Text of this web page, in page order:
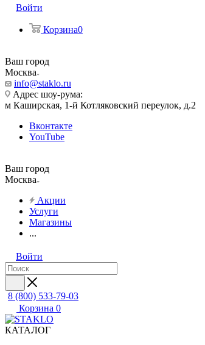
Войти
Корзина0
Ваш город
Москва
info@staklo.ru
Адрес шоу-рума:
м Каширская, 1-й Котляковский переулок, д.2
Вконтакте
YouTube
Ваш город
Москва
Акции
Услуги
Магазины
...
Войти
8 (800) 533-79-03
Корзина 0
КАТАЛОГ